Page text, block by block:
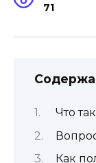
71
Что
Как